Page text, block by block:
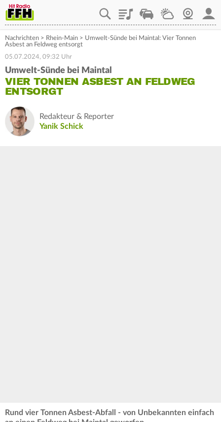
PlaylistStaupilotWetterWebcam
Nachrichten > Rhein-Main > Umwelt-Sünde bei Maintal: Vier Tonnen
Asbest an Feldweg entsorgt
05.07.2024, 09:32 Uhr
Umwelt-Sünde bei Maintal
VIER TONNEN ASBEST AN FELDWEG
ENTSORGT
Redakteur & Reporter
Yanik Schick
Rund vier Tonnen Asbest-Abfall - von Unbekannten einfach